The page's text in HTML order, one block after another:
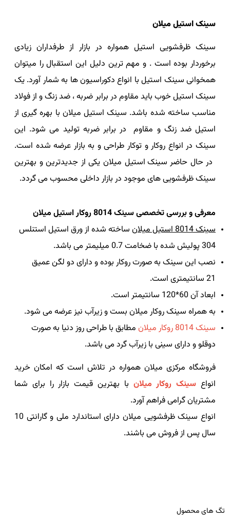
سینک استیل میلان
سینک ظرفشویی استیل همواره در بازار از طرفداران زیادی
برخوردار بوده است . و مهم ترین دلیل این استقبال را میتوان
همخوانی سینک استیل با انواع دکوراسیون ها به شمار آورد. یک
سینک استیل خوب باید مقاوم در برابر ضربه ، ضد زنگ و از فولاد
مناسب ساخته شده باشد. سینک استیل میلان با بهره گیری از
استیل ضد زنگ و مقاوم در برابر ضربه تولید می شود. این
سینک در انواع روکار و توکار طراحی و به بازار عرضه شده است.
در حال حاضر سینک استیل میلان یکی از جدیدترین و بهترین
سینک ظرفشویی های موجود در بازار داخلی محسوب می گردد.
معرفی و بررسی تخصصی سینک 8014 روکار استیل میلان
سینک 8014 استیل میلان
ساخته شده از ورق استیل استنلس
304 پولیش شده با ضخامت 0.7 میلیمتر می باشد.
نصب این سینک به صورت روکار بوده و دارای دو لگن عمیق
21 سانتیمتری است.
ابعاد آن 60*120 سانتیمتر است.
به همراه سینک روکار میلان بست و زیرآب نیز عرضه می شود.
سینک 8014 روکار میلان
مطابق با طراحی روز دنیا به صورت
دوقلو و دارای سینی با زیرآب گرد می باشد.
فروشگاه مرکزی میلان همواره در تلاش است که امکان خرید
انواع سینک روکار میلان با بهترین قیمت بازار را برای شما
مشتریان گرامی فراهم آورد.
انواع سینک ظرفشویی میلان دارای استاندارد ملی و گارانتی 10
سال پس از فروش می باشند.
تگ های محصول